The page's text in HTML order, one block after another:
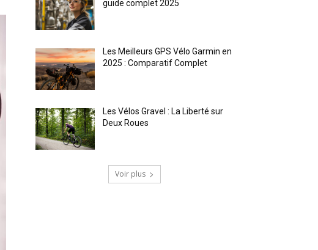
guide complet 2025
Les Meilleurs GPS Vélo Garmin en
2025 : Comparatif Complet
Les Vélos Gravel : La Liberté sur
Deux Roues
Voir plus